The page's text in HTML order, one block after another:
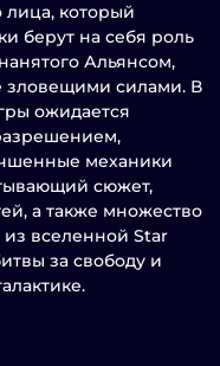
лица, который
берут на себя роль
Альянсом,
зловещими силами. В
ожидается
механики
сюжет,
а также множество
вселенной Star
за свободу и